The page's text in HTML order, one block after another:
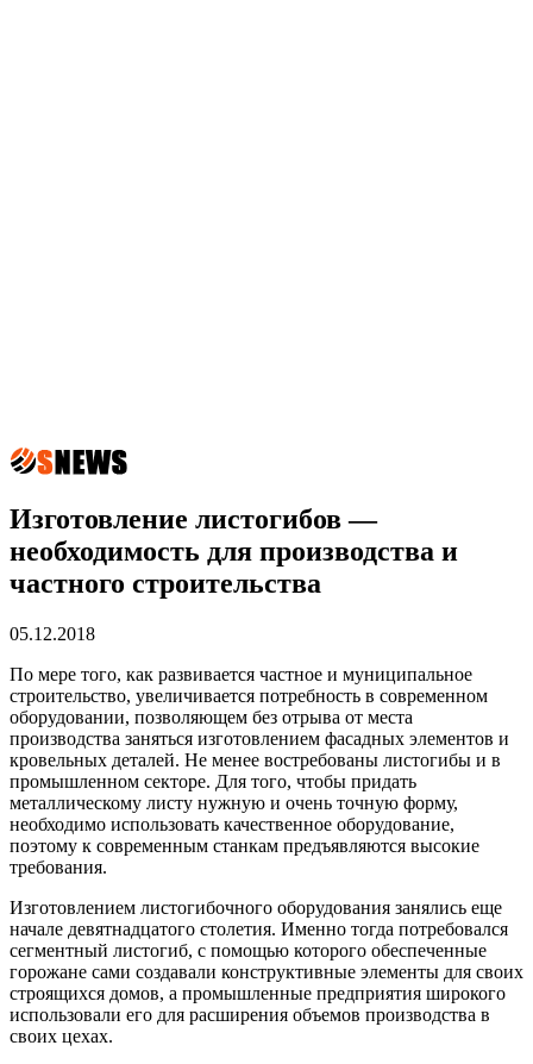
Изготовление листогибов —
необходимость для производства и
частного строительства
05.12.2018
По мере того, как развивается частное и муниципальное
строительство, увеличивается потребность в современном
оборудовании, позволяющем без отрыва от места
производства заняться изготовлением фасадных элементов и
кровельных деталей. Не менее востребованы листогибы и в
промышленном секторе. Для того, чтобы придать
металлическому листу нужную и очень точную форму,
необходимо использовать качественное оборудование,
поэтому к современным станкам предъявляются высокие
требования.
Изготовлением листогибочного оборудования занялись еще
начале девятнадцатого столетия. Именно тогда потребовался
сегментный листогиб, с помощью которого обеспеченные
горожане сами создавали конструктивные элементы для своих
строящихся домов, а промышленные предприятия широкого
использовали его для расширения объемов производства в
своих цехах.